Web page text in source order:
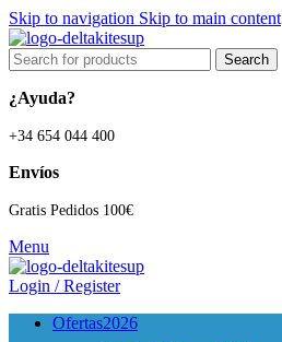
Skip to navigation Skip to main content
Search
¿Ayuda?
+34 654 044 400
Envíos
Gratis Pedidos 100€
Menu
Login / Register
Ofertas2026